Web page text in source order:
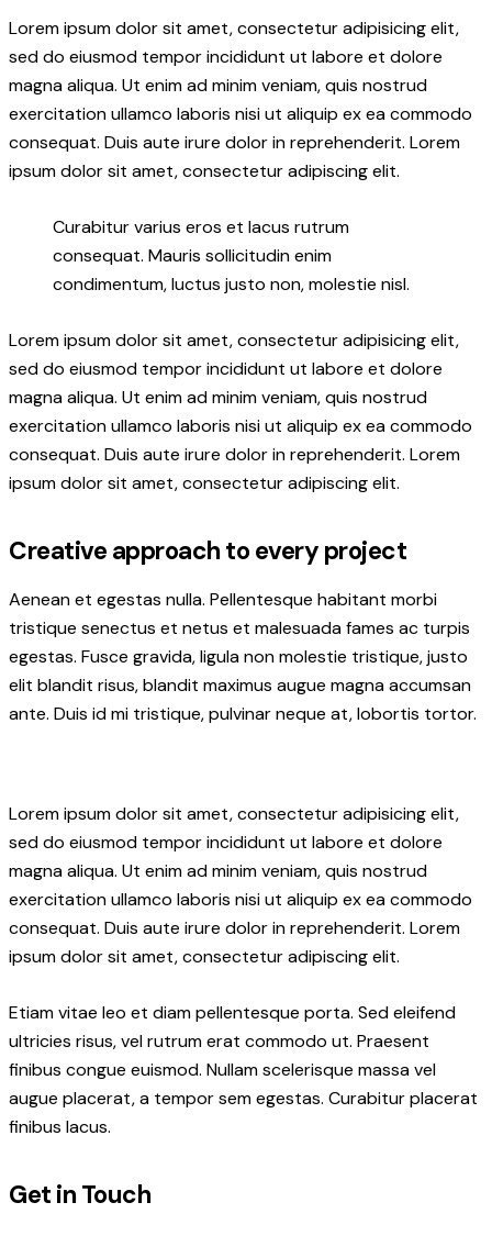
Lorem ipsum dolor sit amet, consectetur adipisicing elit,
sed do eiusmod tempor incididunt ut labore et dolore
magna aliqua. Ut enim ad minim veniam, quis nostrud
exercitation ullamco laboris nisi ut aliquip ex ea commodo
consequat. Duis aute irure dolor in reprehenderit. Lorem
ipsum dolor sit amet, consectetur adipiscing elit.
Curabitur varius eros et lacus rutrum
consequat. Mauris sollicitudin enim
condimentum, luctus justo non, molestie nisl.
Lorem ipsum dolor sit amet, consectetur adipisicing elit,
sed do eiusmod tempor incididunt ut labore et dolore
magna aliqua. Ut enim ad minim veniam, quis nostrud
exercitation ullamco laboris nisi ut aliquip ex ea commodo
consequat. Duis aute irure dolor in reprehenderit. Lorem
ipsum dolor sit amet, consectetur adipiscing elit.
Creative approach to every project
Aenean et egestas nulla. Pellentesque habitant morbi
tristique senectus et netus et malesuada fames ac turpis
egestas. Fusce gravida, ligula non molestie tristique, justo
elit blandit risus, blandit maximus augue magna accumsan
ante. Duis id mi tristique, pulvinar neque at, lobortis tortor.
Lorem ipsum dolor sit amet, consectetur adipisicing elit,
sed do eiusmod tempor incididunt ut labore et dolore
magna aliqua. Ut enim ad minim veniam, quis nostrud
exercitation ullamco laboris nisi ut aliquip ex ea commodo
consequat. Duis aute irure dolor in reprehenderit. Lorem
ipsum dolor sit amet, consectetur adipiscing elit.
Etiam vitae leo et diam pellentesque porta. Sed eleifend
ultricies risus, vel rutrum erat commodo ut. Praesent
finibus congue euismod. Nullam scelerisque massa vel
augue placerat, a tempor sem egestas. Curabitur placerat
finibus lacus.
Get in Touch